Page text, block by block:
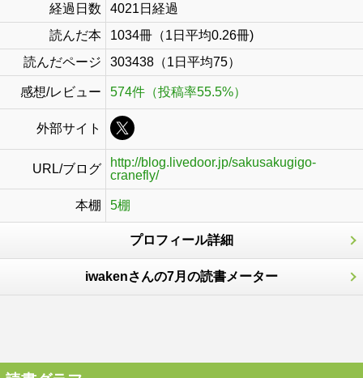
経過日数
4021日経過
読んだ本
1034冊（1日平均0.26冊)
読んだページ
303438（1日平均75）
感想/レビュー 574件（投稿率55.5%）
外部サイト
URL/ブログ
http://blog.livedoor.jp/sakusakugigo-
cranefly/
本棚 5棚
プロフィール詳細
iwakenさんの7月の読書メーター